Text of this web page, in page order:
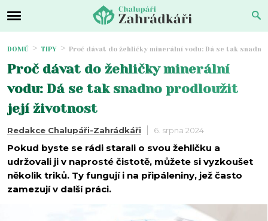
DOMŮ TIPY Proč dávat do žehličky minerální vodu: Dá se tak
Proč dávat do žehličky minerální
vodu: Dá se tak snadno prodloužit
její životnost
Redakce Chalupáři-Zahrádkáři 6. srpna 2024
Pokud byste se rádi starali o svou žehličku a
udržovali ji v naprosté čistotě, můžete si vyzkoušet
několik triků. Ty fungují i na připáleniny, jež často
zamezují v další práci.